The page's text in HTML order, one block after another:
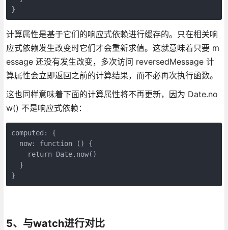
}
计算属性是基于它们的响应式依赖进行缓存的。只在相关响
应式依赖发生改变时它们才会重新求值。这就意味着只要 m
essage 还没有发生改变，多次访问 reversedMessage 计
算属性会立即返回之前的计算结果，而不必再次执行函数。
这也同样意味着下面的计算属性将不再更新，因为 Date.no
w() 不是响应式依赖：
computed: {
  now: function () {
    return Date.now()
  }
}
5、与watch进行对比